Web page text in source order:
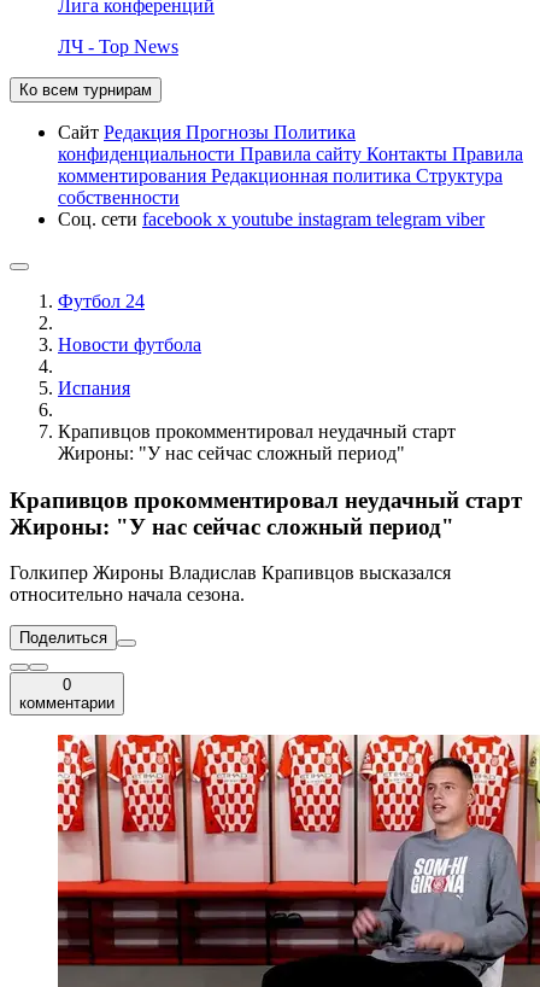
Лига конференций
ЛЧ - Top News
Ко всем турнирам
Сайт Редакция Прогнозы Политика
конфиденциальности Правила сайту Контакты Правила
комментирования Редакционная политика Структура
собственности
Соц. сети facebook x youtube instagram telegram viber
Футбол 24
Новости футбола
Испания
Крапивцов прокомментировал неудачный старт
Жироны: "У нас сейчас сложный период"
Крапивцов прокомментировал неудачный старт
Жироны: "У нас сейчас сложный период"
Голкипер Жироны Владислав Крапивцов высказался
относительно начала сезона.
Поделиться
0
комментарии